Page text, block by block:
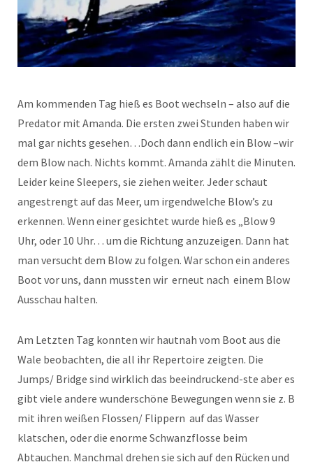
Am kommenden Tag hieß es Boot wechseln – also auf die
Predator mit Amanda. Die ersten zwei Stunden haben wir
mal gar nichts gesehen…Doch dann endlich ein Blow –wir
dem Blow nach. Nichts kommt. Amanda zählt die Minuten.
Leider keine Sleepers, sie ziehen weiter. Jeder schaut
angestrengt auf das Meer, um irgendwelche Blow’s zu
erkennen. Wenn einer gesichtet wurde hieß es „Blow 9
Uhr, oder 10 Uhr… um die Richtung anzuzeigen. Dann hat
man versucht dem Blow zu folgen. War schon ein anderes
Boot vor uns, dann mussten wir erneut nach einem Blow
Ausschau halten.
Am Letzten Tag konnten wir hautnah vom Boot aus die
Wale beobachten, die all ihr Repertoire zeigten. Die
Jumps/ Bridge sind wirklich das beeindruckend-ste aber es
gibt viele andere wunderschöne Bewegungen wenn sie z. B
mit ihren weißen Flossen/ Flippern auf das Wasser
klatschen, oder die enorme Schwanzflosse beim
Abtauchen. Manchmal drehen sie sich auf den Rücken und